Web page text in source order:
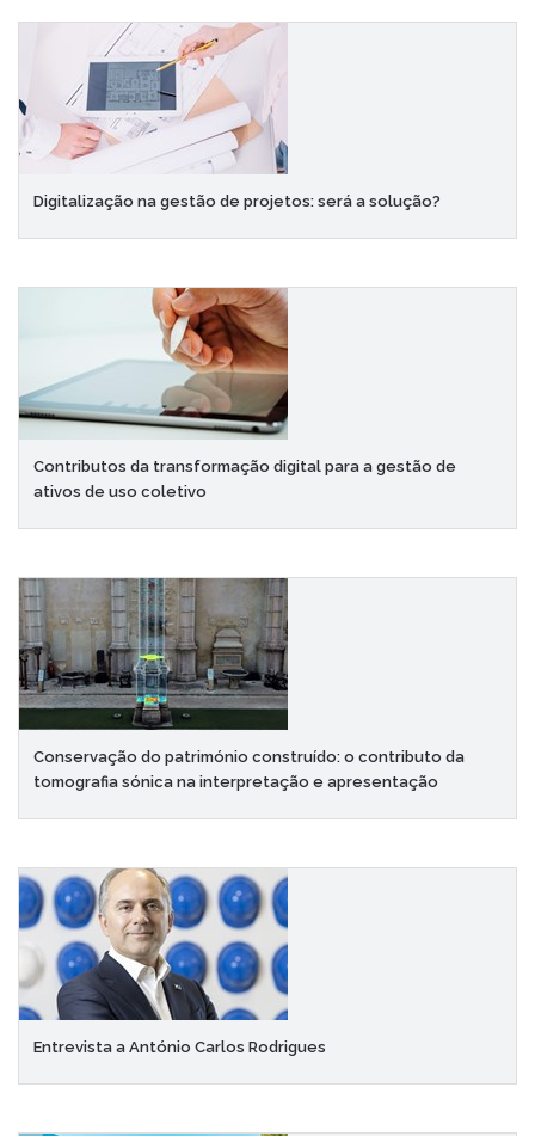
Digitalização na gestão de projetos: será a solução?
Contributos da transformação digital para a gestão de
ativos de uso coletivo
Conservação do património construído: o contributo da
tomografia sónica na interpretação e apresentação
Entrevista a António Carlos Rodrigues